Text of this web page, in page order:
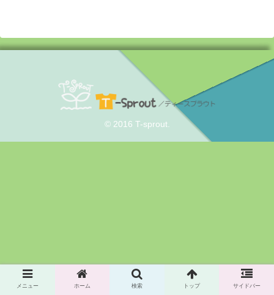
© 2016 T-sprout.
メニュー ホーム 検索 トップ サイドバー